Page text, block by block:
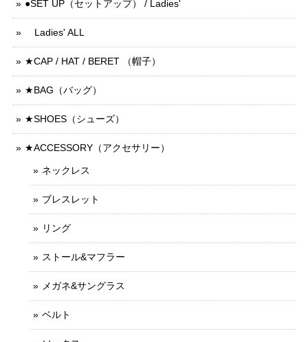
●SET UP（セットアップ） / Ladies'
Ladies' ALL
★CAP / HAT / BERET （帽子）
★BAG（バッグ）
★SHOES（シューズ）
★ACCESSORY（アクセサリー）
ネックレス
ブレスレット
リング
ストール&マフラー
メガネ&サングラス
ベルト